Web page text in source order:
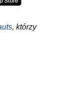
, którzy